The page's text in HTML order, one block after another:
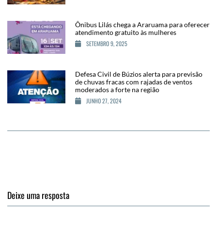
Ônibus Lilás chega a Araruama para oferecer
atendimento gratuito às mulheres
SETEMBRO 9, 2025
Defesa Civil de Búzios alerta para previsão
de chuvas fracas com rajadas de ventos
moderados a forte na região
JUNHO 27, 2024
Deixe uma resposta